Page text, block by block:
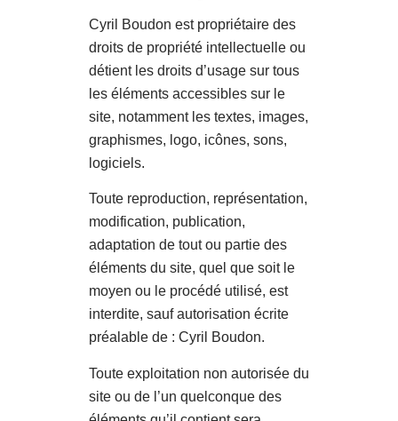
Cyril Boudon est propriétaire des
droits de propriété intellectuelle ou
détient les droits d’usage sur tous
les éléments accessibles sur le
site, notamment les textes, images,
graphismes, logo, icônes, sons,
logiciels.
Toute reproduction, représentation,
modification, publication,
adaptation de tout ou partie des
éléments du site, quel que soit le
moyen ou le procédé utilisé, est
interdite, sauf autorisation écrite
préalable de : Cyril Boudon.
Toute exploitation non autorisée du
site ou de l’un quelconque des